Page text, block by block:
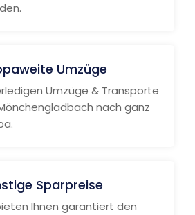
Umzüge
Umzüge & Transporte
nach ganz
Sparpreise
Ihnen garantiert den